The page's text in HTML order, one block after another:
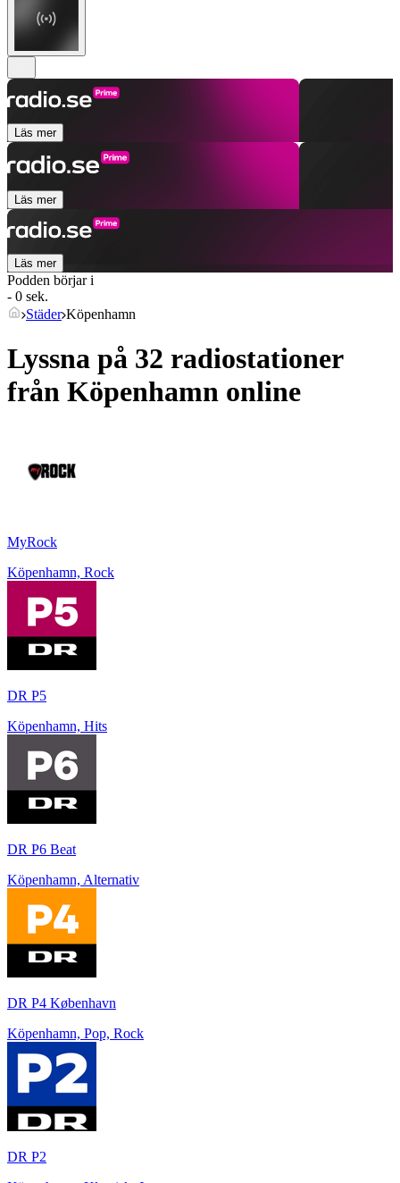
Läs mer
Läs mer
Läs mer
Podden börjar i
- 0 sek.
Städer Köpenhamn
Lyssna på 32 radiostationer
från Köpenhamn online
MyRock
Köpenhamn, Rock
DR P5
Köpenhamn, Hits
DR P6 Beat
Köpenhamn, Alternativ
DR P4 København
Köpenhamn, Pop, Rock
DR P2